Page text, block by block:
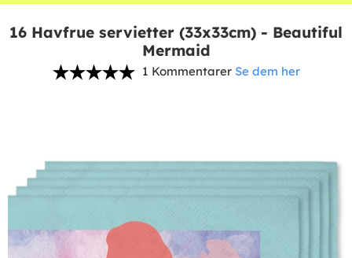
16 Havfrue servietter (33x33cm) - Beautiful
Mermaid
1 Kommentarer Se dem her